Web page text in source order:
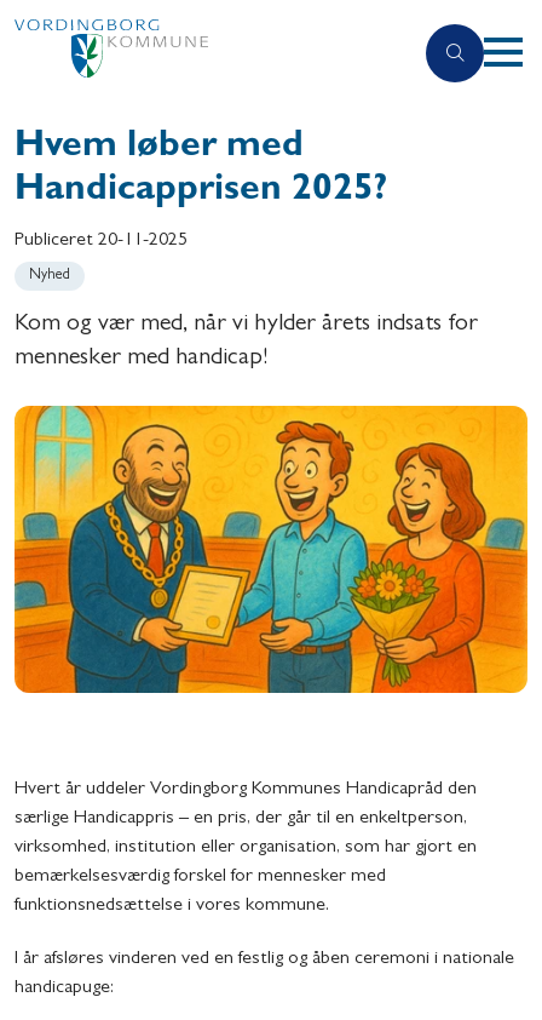
Hvem løber med
Handicapprisen 2025?
Publiceret 20-11-2025
Nyhed
Kom og vær med, når vi hylder årets indsats for
mennesker med handicap!
Hvert år uddeler Vordingborg Kommunes Handicapråd den
særlige Handicappris – en pris, der går til en enkeltperson,
virksomhed, institution eller organisation, som har gjort en
bemærkelsesværdig forskel for mennesker med
funktionsnedsættelse i vores kommune.
I år afsløres vinderen ved en festlig og åben ceremoni i nationale
handicapuge: